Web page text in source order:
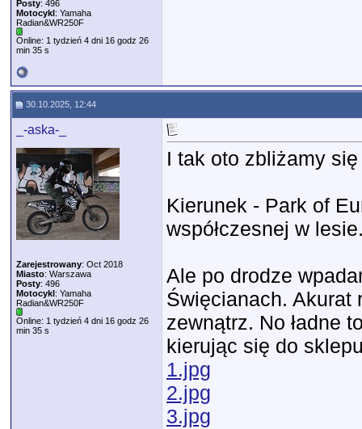
Posty: 496
Motocykl: Yamaha
Radian&WR250F
Online: 1 tydzień 4 dni 16 godz 26
min 35 s
30.10.2025, 12:44
_-aska-_
Zarejestrowany: Oct 2018
Miasto: Warszawa
Posty: 496
Motocykl: Yamaha
Radian&WR250F
Online: 1 tydzień 4 dni 16 godz 26
min 35 s
I tak oto zbliżamy
Kierunek - Park of
współczesnej w
Ale po drodze
Święcianach. Akurat
zewnątrz. No ładne
kierując się do
1.jpg
2.jpg
3.jpg